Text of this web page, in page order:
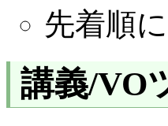
先着順
講義/VO